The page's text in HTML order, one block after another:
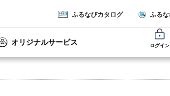
ふるなびカタログ ふる
オリジナルサービス ログイン